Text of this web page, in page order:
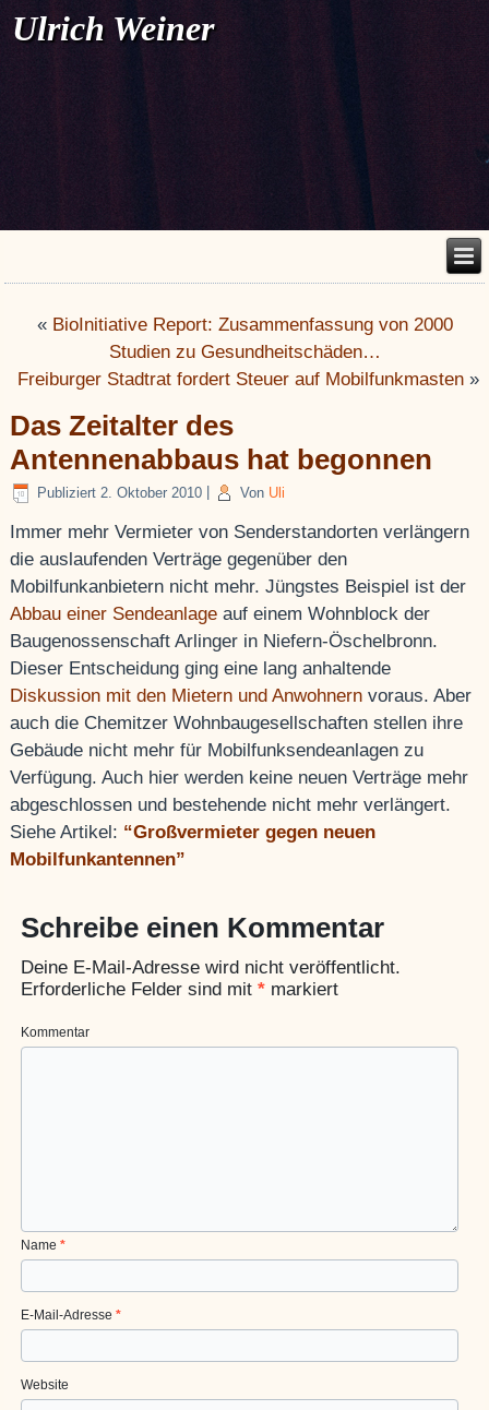
Ulrich Weiner
« BioInitiative Report: Zusammenfassung von 2000
Studien zu Gesundheitschäden…
Freiburger Stadtrat fordert Steuer auf Mobilfunkmasten»
Das Zeitalter des
Antennenabbaus hat begonnen
Publiziert 2. Oktober 2010 Von Uli
Immer mehr Vermieter von Senderstandorten verlängern
die auslaufenden Verträge gegenüber den
Mobilfunkanbietern nicht mehr. Jüngstes Beispiel ist der
Abbau einer Sendeanlageauf einem Wohnblock der
Baugenossenschaft Arlinger in Niefern-Öschelbronn.
Dieser Entscheidung ging eine lang anhaltende
Diskussion mit den Mietern und Anwohnernvoraus. Aber
auch die Chemitzer Wohnbaugesellschaften stellen ihre
Gebäude nicht mehr für Mobilfunksendeanlagen zu
Verfügung. Auch hier werden keine neuen Verträge mehr
abgeschlossen und bestehende nicht mehr verlängert.
Siehe Artikel: “Großvermieter gegen neuen
Mobilfunkantennen”
Schreibe einen Kommentar
Deine E-Mail-Adresse wird nicht veröffentlicht.
Erforderliche Felder sind mit* markiert
Kommentar
Name*
E-Mail-Adresse*
Website